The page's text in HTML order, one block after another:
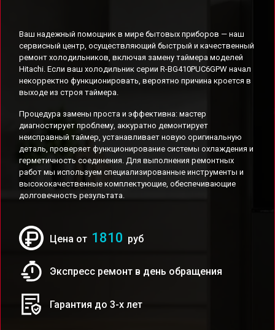
Ваш надежный помощник в мире бытовых приборов — наш
сервисный центр, осуществляющий быстрый и качественный
ремонт холодильников, включая замену таймера моделей
Hitachi. Если ваш холодильник серии R-BG410PUC6GPW начал
некорректно функционировать, вероятно причина кроется в
выходе из строя таймера.
Процедура замены проста и эффективна: мастер
диагностирует проблему, аккуратно демонтирует
неисправный таймер, устанавливает новую оригинальную
деталь, проверяет функционирование системы охлаждения и
герметичность соединения. Для выполнения ремонтных
работ мы используем специализированные инструменты и
высококачественные комплектующие, обеспечивающие
долговечность результата.
Цена от 1810 руб
Экспресс ремонт в день обращения
Гарантия до 3-х лет